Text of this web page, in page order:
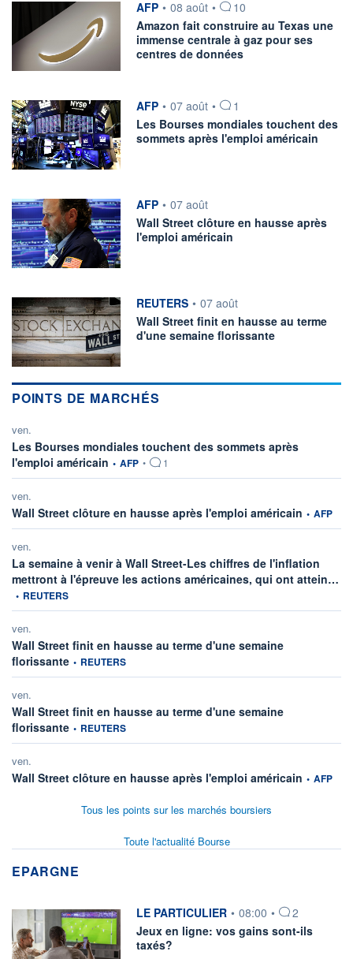
information fournie par
AFP • 08 août •
10
Amazon fait construire au Texas une
immense centrale à gaz pour ses
centres de données
information fournie par
AFP • 07 août •
1
Les Bourses mondiales touchent des
sommets après l'emploi américain
information fournie par
AFP • 07 août
Wall Street clôture en hausse après
l'emploi américain
information fournie par
REUTERS • 07 août
Wall Street finit en hausse au terme
d'une semaine florissante
POINTS DE MARCHÉS
ven.
Les Bourses mondiales touchent des sommets après
l'emploi américain information fournie par
• AFP • 1
ven.
Wall Street clôture en hausse après l'emploi américain • AFP
ven.
La semaine à venir à Wall Street-Les chiffres de l'inflation
mettront à l'épreuve les actions américaines, qui ont attein…
• REUTERS
ven.
Wall Street finit en hausse au terme d'une semaine
florissante information fournie par
• REUTERS
ven.
Wall Street finit en hausse au terme d'une semaine
florissante information fournie par
• REUTERS
ven.
Wall Street clôture en hausse après l'emploi américain • AFP
Tous les points sur les marchés boursiers
Toute l'actualité Bourse
EPARGNE
information fournie par
LE PARTICULIER • 08:00 •
2
Jeux en ligne: vos gains sont-ils
taxés?